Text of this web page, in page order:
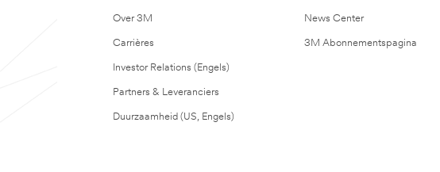
Over 3M
Carrières
Investor Relations (Engels)
Partners & Leveranciers
Duurzaamheid (US, Engels)
News Center
3M Abonnementspagina